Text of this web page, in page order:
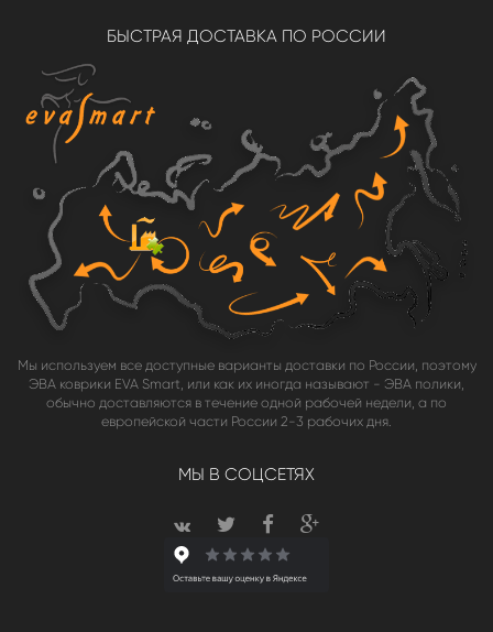
БЫСТРАЯ ДОСТАВКА ПО РОССИИ
Мы используем все доступные варианты доставки по России, поэтому
ЭВА коврики EVA Smart, или как их иногда называют - ЭВА полики,
обычно доставляются в течение одной рабочей недели, а по
европейской части России 2-3 рабочих дня.
МЫ В СОЦСЕТЯХ